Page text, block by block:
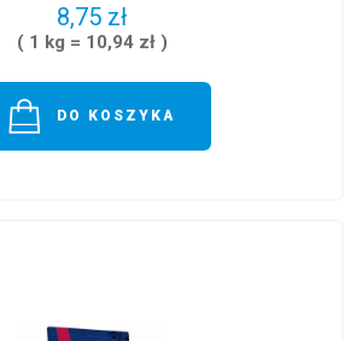
8,75 zł
( 1 kg = 10,94 zł )
DO KOSZYKA